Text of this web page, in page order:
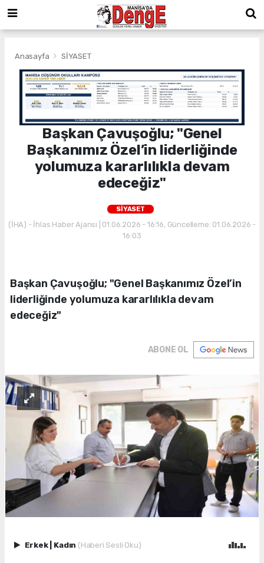
Anasayfa SİYASET
Başkan Çavuşoğlu; "Genel
Başkanımız Özel’in liderliğinde
yolumuza kararlılıkla devam
edeceğiz"
SİYASET
(İHA) - İhlas Haber Ajansı | 01.06.2026 - 16:16, Güncelleme: 01.06.2026 -
16:03
Başkan Çavuşoğlu; "Genel Başkanımız Özel’in
liderliğinde yolumuza kararlılıkla devam
edeceğiz"
ABONE OL
Erkek Kadın (Haberi Sesli Oku)